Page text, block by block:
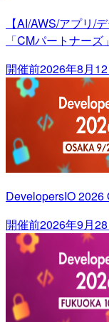
【AI/AWS/アプリ/
「CMパートナー
開催前2026年8月
DevelopersIO
開催前2026年9月